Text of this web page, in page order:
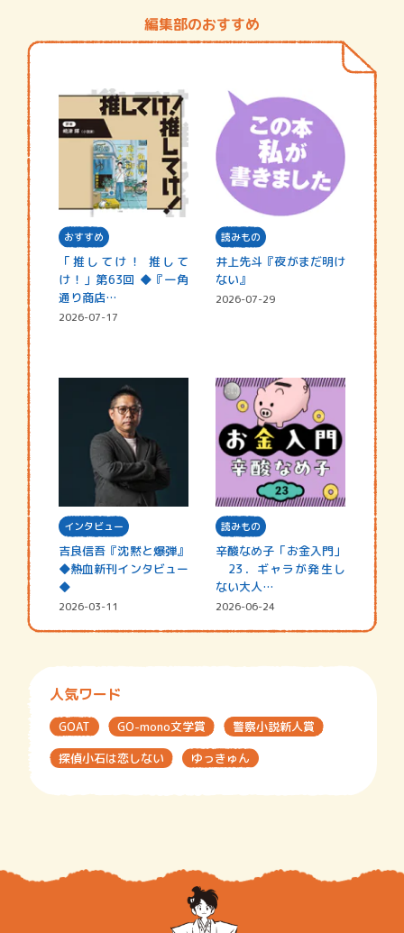
編集部のおすすめ
おすすめ
「推してけ！ 推して
け！」第63回 ◆『一角
通り商店…
2026-07-17
読みもの
井上先斗『夜がまだ明け
ない』
2026-07-29
インタビュー
吉良信吾『沈黙と爆弾』
◆熱血新刊インタビュー
◆
2026-03-11
読みもの
辛酸なめ子「お金入門」
23．ギャラが発生し
ない大人…
2026-06-24
人気ワード
GOAT GO-mono文学賞
警察小説新人賞
探偵小石は恋しない
ゆっきゅん